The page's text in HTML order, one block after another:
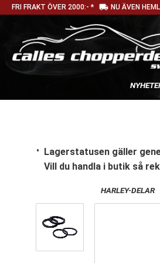
FRI FRAKT ÖVER 2000:- * local_shipping NU ÄVEN
Lagerstatusen gäller
Vill du handla i butik så
HARLEY-DELAR